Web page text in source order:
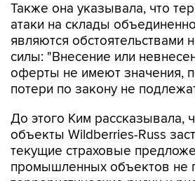
Также она указывала, что
атаки на склады
являются обстоятельствами
силы: "Внесение или
оферты не имеют значения,
потери по закону не
До этого Ким рассказывала,
объекты Wildberries-Russ
текущие страховые
промышленных объектов не